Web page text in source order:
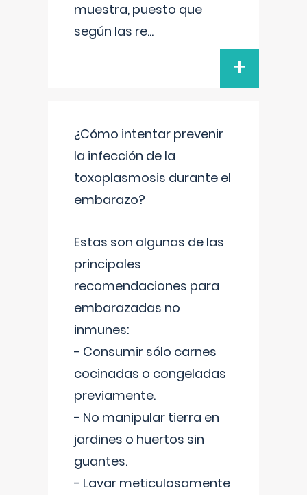
muestra, puesto que
según las re...
+
¿Cómo intentar prevenir
la infección de la
toxoplasmosis durante el
embarazo?
Estas son algunas de las
principales
recomendaciones para
embarazadas no
inmunes:
- Consumir sólo carnes
cocinadas o congeladas
previamente.
- No manipular tierra en
jardines o huertos sin
guantes.
- Lavar meticulosamente